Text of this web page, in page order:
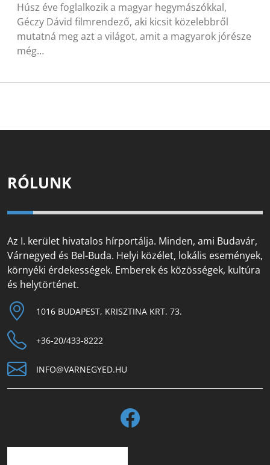
Húsz éve foglalkozik a magyar hegymászókkal,
Géczy Dávid filmrendező, aki kicsit közelebbről
mutatná meg azt a világot, amit a magyarok jórésze
még…
RÓLUNK
Az I. kerület hivatalos hírportálja. Minden, ami Budavár,
Várnegyed és Bel-Buda. Helyi közélet, lokális események,
környéki érdekességek. Emberek és közösségek, kultúra
és helytörténet.
1016 BUDAPEST, KRISZTINA KRT. 73.
+36-20/433-8222
INFO@VARNEGYED.HU